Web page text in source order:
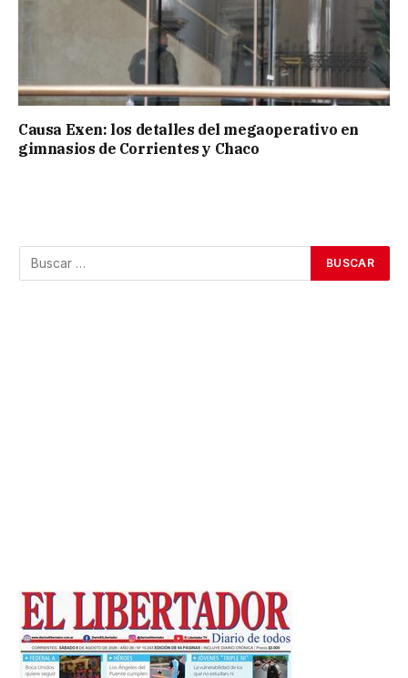
Causa Exen: los detalles del megaoperativo en
gimnasios de Corrientes y Chaco